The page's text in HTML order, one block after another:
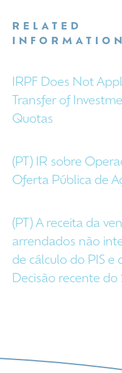
RELATED
INFORMATION
IRPF Does Not
Transfer of
Quotas
(PT) IR sobre
Oferta Pública de
(PT) A receita da
arrendados não
de cálculo do PIS e
Decisão recente do